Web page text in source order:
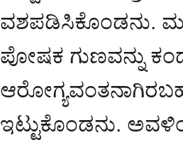
ವಶಪಡಿಸಿಕೊಂಡನು.
ಪೋಷಕ ಗುಣವನ್ನು
ಇಟ್ಟುಕೊಂಡನು.